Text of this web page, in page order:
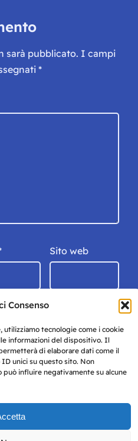
Consenso
tecnologie come i cookie
informazioni del dispositivo. Il
di elaborare dati come il
unici su questo sito. Non
può influire negativamente su alcune
sarà pubblicato. I campi
*
Sito web
presso il tribunale di